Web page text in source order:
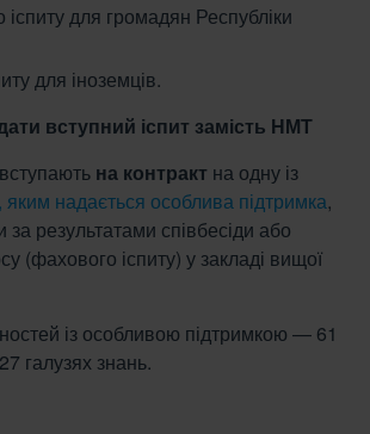
іспиту для громадян Республіки
для іноземців.
вступний іспит замість НМТ
на контракт на одну із
яким надається особлива підтримка,
за результатами співбесіди або
(фахового іспиту) у закладі вищої
із особливою підтримкою — 61
галузях знань.